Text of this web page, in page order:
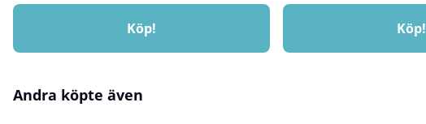
Köp! Köp!
Andra köpte även